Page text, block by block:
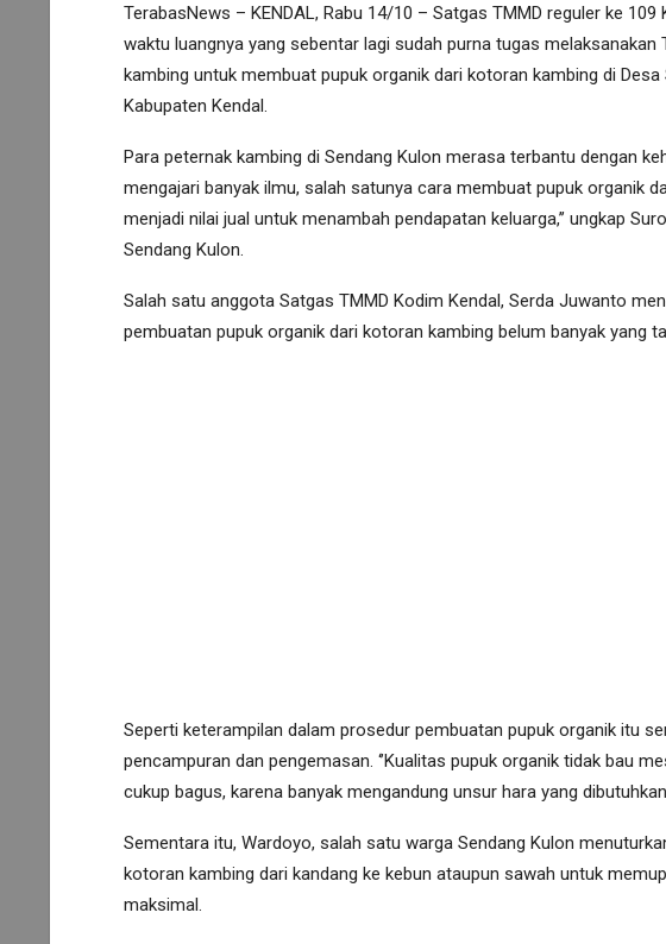
TerabasNews – KENDAL, Rabu 14/10 – Satgas TMMD reguler ke
waktu luangnya yang sebentar lagi sudah purna tugas melaksanakan
kambing untuk membuat pupuk organik dari kotoran kambing di
Kabupaten Kendal.
Para peternak kambing di Sendang Kulon merasa terbantu dengan
mengajari banyak ilmu, salah satunya cara membuat pupuk organik
menjadi nilai jual untuk menambah pendapatan keluarga,’’ ungkap
Sendang Kulon.
Salah satu anggota Satgas TMMD Kodim Kendal, Serda Juwanto
pembuatan pupuk organik dari kotoran kambing belum banyak yang
Seperti keterampilan dalam prosedur pembuatan pupuk organik itu
pencampuran dan pengemasan. ‘’Kualitas pupuk organik tidak bau
cukup bagus, karena banyak mengandung unsur hara yang
Sementara itu, Wardoyo, salah satu warga Sendang Kulon
kotoran kambing dari kandang ke kebun ataupun sawah untuk
maksimal.